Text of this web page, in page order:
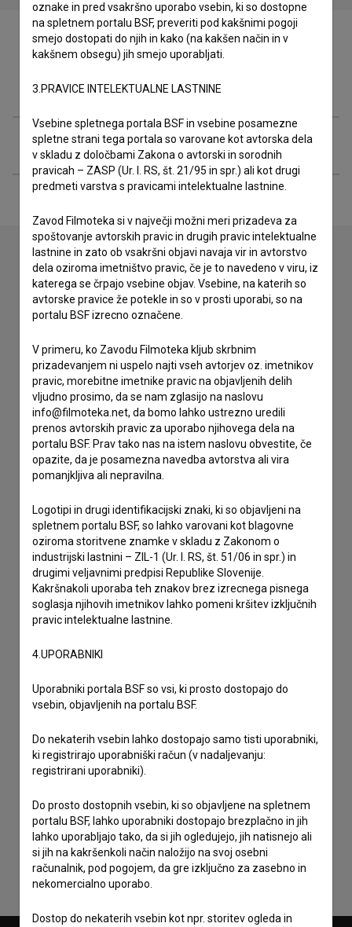
Filmografija (16)
Razširjeni podatki
Stik z uredništvom
Spoštovani, s pomočjo spodnjega obrazca lahko stopite v
stik z uredništvom Baze slovenskih filmov. Veseli bomo vaših
imam vprašanje
prijavljam napako
želim dodati podatke
drugo
Sprejemam splošne pogoje in dajem soglasje
zbiranje, hrambo in obdelavo osebnih podatkov.
oznake in pred vsakršno uporabo vsebin, ki so dostopne
na spletnem portalu BSF, preveriti pod kakšnimi pogoji
smejo dostopati do njih in kako (na kakšen način in v
kakšnem obsegu) jih smejo uporabljati.
3.PRAVICE INTELEKTUALNE LASTNINE
Vsebine spletnega portala BSF in vsebine posamezne
spletne strani tega portala so varovane kot avtorska dela
v skladu z določbami Zakona o avtorski in sorodnih
pravicah – ZASP (Ur. l. RS, št. 21/95 in spr.) ali kot drugi
predmeti varstva s pravicami intelektualne lastnine.
Zavod Filmoteka si v največji možni meri prizadeva za
spoštovanje avtorskih pravic in drugih pravic intelektualne
lastnine in zato ob vsakršni objavi navaja vir in avtorstvo
dela oziroma imetništvo pravic, če je to navedeno v viru, iz
katerega se črpajo vsebine objav. Vsebine, na katerih so
avtorske pravice že potekle in so v prosti uporabi, so na
portalu BSF izrecno označene.
V primeru, ko Zavodu Filmoteka kljub skrbnim
prizadevanjem ni uspelo najti vseh avtorjev oz. imetnikov
pravic, morebitne imetnike pravic na objavljenih delih
vljudno prosimo, da se nam zglasijo na naslovu
info@filmoteka.net, da bomo lahko ustrezno uredili
prenos avtorskih pravic za uporabo njihovega dela na
portalu BSF. Prav tako nas na istem naslovu obvestite, če
opazite, da je posamezna navedba avtorstva ali vira
pomanjkljiva ali nepravilna.
Logotipi in drugi identifikacijski znaki, ki so objavljeni na
spletnem portalu BSF, so lahko varovani kot blagovne
oziroma storitvene znamke v skladu z Zakonom o
industrijski lastnini – ZIL-1 (Ur. l. RS, št. 51/06 in spr.) in
drugimi veljavnimi predpisi Republike Slovenije.
Kakršnakoli uporaba teh znakov brez izrecnega pisnega
soglasja njihovih imetnikov lahko pomeni kršitev izključnih
pravic intelektualne lastnine.
4.UPORABNIKI
Uporabniki portala BSF so vsi, ki prosto dostopajo do
vsebin, objavljenih na portalu BSF.
Do nekaterih vsebin lahko dostopajo samo tisti uporabniki,
ki registrirajo uporabniški račun (v nadaljevanju:
registrirani uporabniki).
Do prosto dostopnih vsebin, ki so objavljene na spletnem
portalu BSF, lahko uporabniki dostopajo brezplačno in jih
lahko uporabljajo tako, da si jih ogledujejo, jih natisnejo ali
si jih na kakršenkoli način naložijo na svoj osebni
računalnik, pod pogojem, da gre izključno za zasebno in
nekomercialno uporabo.
Dostop do nekaterih vsebin kot npr. storitev ogleda in